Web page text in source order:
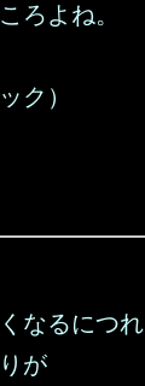
ろよね。
ク）
なるにつれ
が